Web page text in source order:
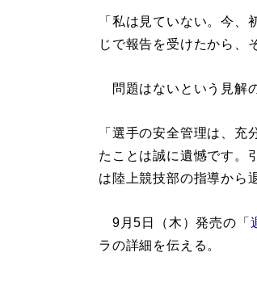
「私は見ていない。今
じで報告を受けたから、
問題はないという見解
「選手の安全管理は、
たことは誠に遺憾です。
は陸上競技部の指導から
9月5日（木）発売の「
ラの詳細を伝える。